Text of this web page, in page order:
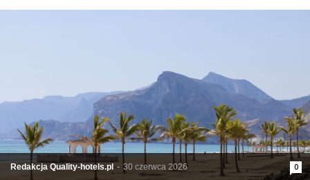
Redakcja Quality-hotels.pl - 30 czerwca 2026 0